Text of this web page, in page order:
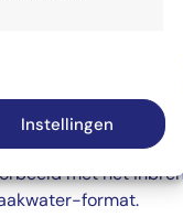
Instellingen
in veel
herkenning tussen
met het
format.